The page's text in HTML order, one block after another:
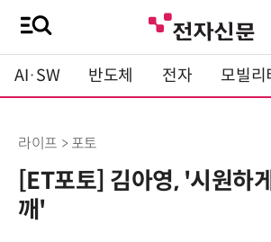
AI·SW 반도체 전자 모빌리
라이프 > 포토
[ET포토] 김아영, '시원하
깨'